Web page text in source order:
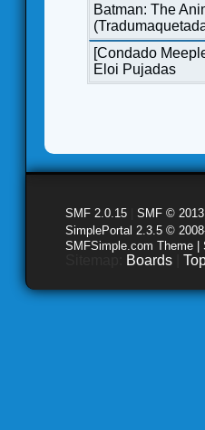
Batman: The
[Condado
Eloi Pujadas
SMF 2.0.15 SMF © 2013
SimplePortal 2.3.5 ©
SMFSimple.com Theme |
Boards